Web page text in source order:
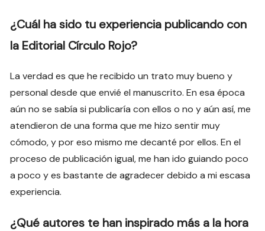
¿Cuál ha sido tu experiencia publicando con
la Editorial Círculo Rojo?
La verdad es que he recibido un trato muy bueno y
personal desde que envié el manuscrito. En esa época
aún no se sabía si publicaría con ellos o no y aún así, me
atendieron de una forma que me hizo sentir muy
cómodo, y por eso mismo me decanté por ellos. En el
proceso de publicación igual, me han ido guiando poco
a poco y es bastante de agradecer debido a mi escasa
experiencia.
¿Qué autores te han inspirado más a la hora